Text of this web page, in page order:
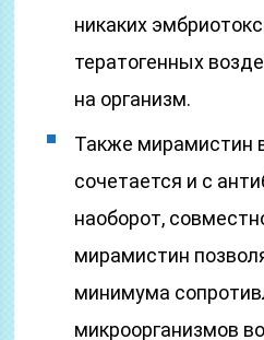
никаких
тератогенных
на организм.
Также мирамистин
сочетается и с
наоборот,
мирамистин
минимума
микроорганизмов